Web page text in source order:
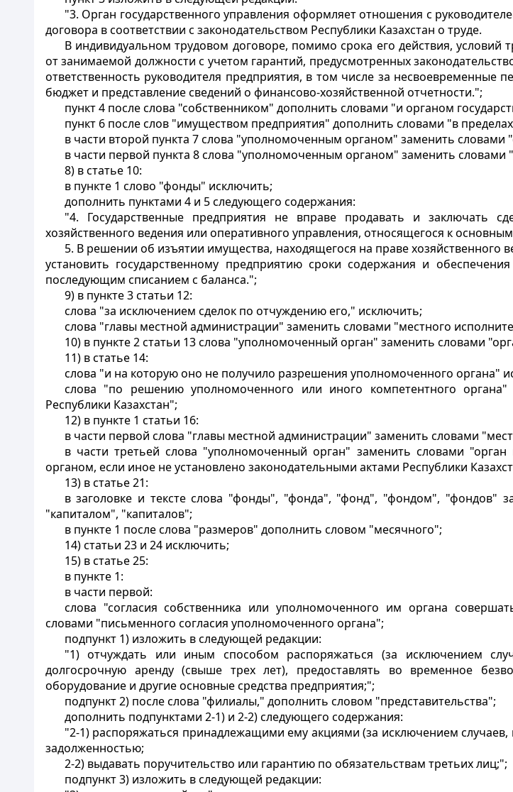
"3. Орган государственного управления оформляет отношения с
договора в соответствии с законодательством Республики Казахстан о труде.
В индивидуальном трудовом договоре, помимо срока его действия,
от занимаемой должности с учетом гарантий, предусмотренных
ответственность руководителя предприятия, в том числе за несвоевременные
бюджет и представление сведений о финансово-хозяйственной отчетности.";
пункт 4 после слова "собственником" дополнить словами "и органом
пункт 6 после слов "имуществом предприятия" дополнить словами "в
в части второй пункта 7 слова "уполномоченным органом" заменить словами
в части первой пункта 8 слова "уполномоченным органом" заменить словами
8) в статье 10:
в пункте 1 слово "фонды" исключить;
дополнить пунктами 4 и 5 следующего содержания:
"4. Государственные предприятия не вправе продавать и заключать
хозяйственного ведения или оперативного управления, относящегося к
5. В решении об изъятии имущества, находящегося на праве
установить государственному предприятию сроки содержания и
последующим списанием с баланса.";
9) в пункте 3 статьи 12:
слова "за исключением сделок по отчуждению его," исключить;
слова "главы местной администрации" заменить словами "местного
10) в пункте 2 статьи 13 слова "уполномоченный орган" заменить словами
11) в статье 14:
слова "и на которую оно не получило разрешения уполномоченного органа"
слова "по решению уполномоченного или иного компетентного
Республики Казахстан";
12) в пункте 1 статьи 16:
в части первой слова "главы местной администрации" заменить словами
в части третьей слова "уполномоченный орган" заменить словами
органом, если иное не установлено законодательными актами Республики
13) в статье 21:
в заголовке и тексте слова "фонды", "фонда", "фонд", "фондом", "фондов"
"капиталом", "капиталов";
в пункте 1 после слова "размеров" дополнить словом "месячного";
14) статьи 23 и 24 исключить;
15) в статье 25:
в пункте 1:
в части первой:
слова "согласия собственника или уполномоченного им органа
словами "письменного согласия уполномоченного органа";
подпункт 1) изложить в следующей редакции:
"1) отчуждать или иным способом распоряжаться (за исключением
долгосрочную аренду (свыше трех лет), предоставлять во временное
оборудование и другие основные средства предприятия;";
подпункт 2) после слова "филиалы," дополнить словом "представительства";
дополнить подпунктами 2-1) и 2-2) следующего содержания:
"2-1) распоряжаться принадлежащими ему акциями (за исключением
задолженностью;
2-2) выдавать поручительство или гарантию по обязательствам третьих лиц;";
подпункт 3) изложить в следующей редакции: